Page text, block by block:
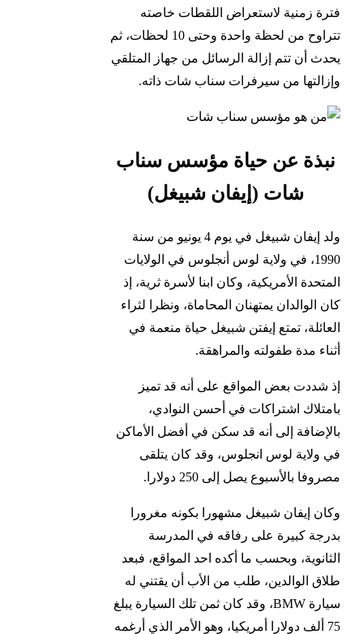
فترة زمنية لاستعراض اللقطات خاصته
تتراوح من لحظة واحدة وحتى 10 لحظات، ثم
يحدث أن تتم إزالة الرسائل من جهاز المتلقي
وإزالتها من سيرفرات سناب شات ذاته.
نبذة عن حياة مؤسس سناب
شات (إيفان شبيغل)
ولد إيفان شبيغل في يوم 4 يونيو من سنة
1990، في ولاية لوس أنجلوس في الولايات
المتحدة الأمريكية، وكان ابنا لأسرة ثرية، إذ
كان الوالدان يمتهنان المحاماة، ونظرا لثراء
العائلة، تمتع إيفتن شبيغل حياة منعمة في
أثناء مدة طفولته والمراهقة.
إذ شددت بعض المواقع على أنه قد تميز
بامتلاك اشتراكات في أحسن النوادي،
بالإضافة إلى أنه قد سكن في أفضل الأماكن
في ولاية لوس انجلوس، وقد كان يتلقى
مصروفا بالأسبوع يصل إلى 250 دولارا.
وكان إيفان شبيغل مشهورا بكونه مغرورا
بدرجة كبيرة على رفاقه في المدرسة
الثانوية، وبحسب ما أكده احد المواقع، فبعد
طلاق الوالدين، طلب من الأب أن يقتني له
سيارة BMW، وقد كان ثمن تلك السيارة يبلغ
75 ألف دولارا أمريكيا، وهو الأمر الذي أرغمه